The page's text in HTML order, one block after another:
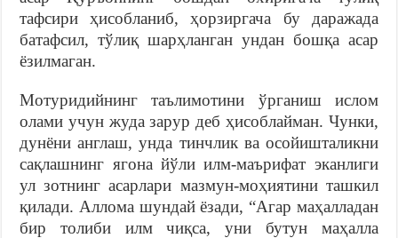
тафсири ҳисобланиб, ҳорзиргача бу даражада
батафсил, тўлиқ шарҳланган ундан бошқа асар
ёзилмаган.
Мотуридийнинг таълимотини ўрганиш ислом
олами учун жуда зарур деб ҳисоблайман. Чунки,
дунёни англаш, унда тинчлик ва осойишталикни
сақлашнинг ягона йўли илм-маърифат эканлиги
ул зотнинг асарлари мазмун-моҳиятини ташкил
қилади. Аллома шундай ёзади, “Агар маҳалладан
бир толиби илм чиқса, уни бутун маҳалла